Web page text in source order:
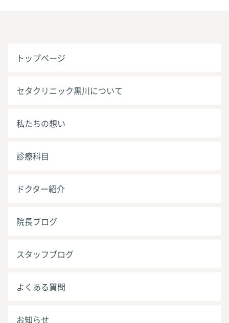
トップページ
セタクリニック黒川について
私たちの想い
診療科目
ドクター紹介
院長ブログ
スタッフブログ
よくある質問
お知らせ